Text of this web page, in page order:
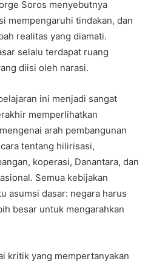
Soros menyebutnya
mempengaruhi tindakan, dan
realitas yang diamati.
selalu terdapat ruang
diisi oleh narasi.
ini menjadi sangat
memperlihatkan
arah pembangunan
tentang hilirisasi,
koperasi, Danantara, dan
Semua kebijakan
asumsi dasar: negara harus
besar untuk mengarahkan
kritik yang mempertanyakan